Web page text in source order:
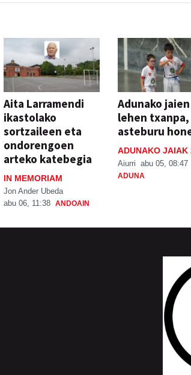
Aita Larramendi
ikastolako
sortzaileen eta
ondorengoen
arteko katebegia
IN MEMORIAM
Jon Ander Ubeda
abu 06, 11:38 ANDOAIN
Adunako jaien
lehen txanpa,
asteburu
ADUNAKO JAIAK
Aiurri abu 05, 08:47
ADUNA